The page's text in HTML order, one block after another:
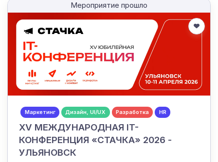
Мероприятие прошло
Маркетинг Дизайн, UI/UX Разработка HR
XV МЕЖДУНАРОДНАЯ IT-
КОНФЕРЕНЦИЯ «СТАЧКА» 2026 -
УЛЬЯНОВСК